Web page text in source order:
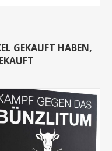
GEKAUFT HABEN,